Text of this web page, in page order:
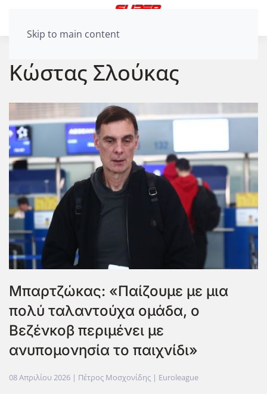
Skip to main content
Κώστας Σλούκας
Μπαρτζώκας: «Παίζουμε με μια
πολύ ταλαντούχα ομάδα, ο
Βεζένκοβ περιμένει με
ανυπομονησία το παιχνίδι»
08 Απριλίου 2026 | Πέτρος Μοσχονίδης | Euroleague